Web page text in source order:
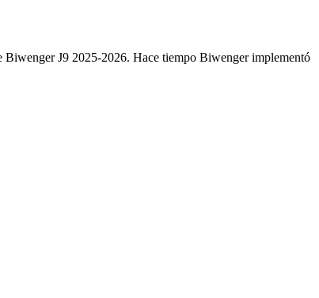
J9 2025-2026. Hace tiempo Biwenger implementó